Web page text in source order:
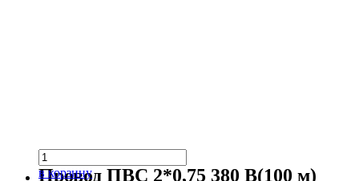
в корзину
Провод ПВС 2*0,75 380 В(100 м)